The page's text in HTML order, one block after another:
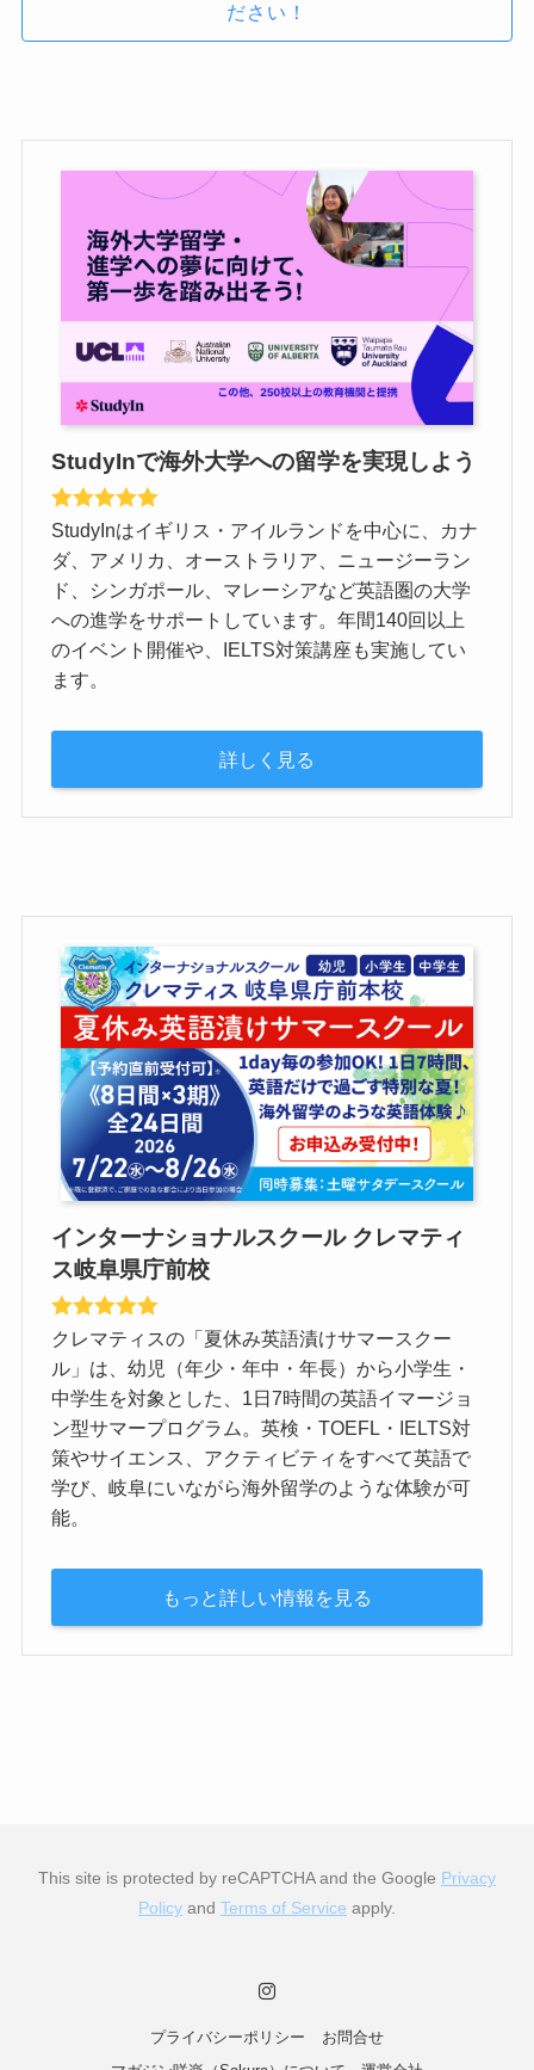
ださい！
StudyInで海外大学への留学を実現しよう
StudyInはイギリス・アイルランドを中心に、カナ
ダ、アメリカ、オーストラリア、ニュージーラン
ド、シンガポール、マレーシアなど英語圏の大学
への進学をサポートしています。年間140回以上
のイベント開催や、IELTS対策講座も実施してい
ます。
詳しく見る
インターナショナルスクール クレマティ
ス岐阜県庁前校
クレマティスの「夏休み英語漬けサマースクー
ル」は、幼児（年少・年中・年長）から小学生・
中学生を対象とした、1日7時間の英語イマージョ
ン型サマープログラム。英検・TOEFL・IELTS対
策やサイエンス、アクティビティをすべて英語で
学び、岐阜にいながら海外留学のような体験が可
能。
もっと詳しい情報を見る
This site is protected by reCAPTCHA and the Google Privacy
Policy and Terms of Service apply.
プライバシーポリシー
お問合せ